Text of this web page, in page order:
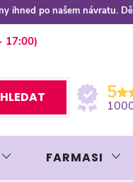
ihned po našem návratu.
HLEDAT 5
FARMASI